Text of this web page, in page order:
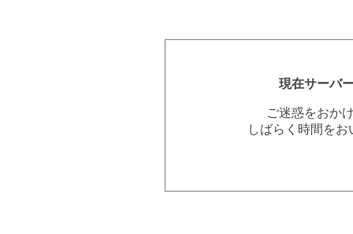
現在サーバ
ご迷惑をおか
しばらく時間を